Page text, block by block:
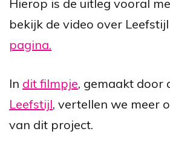
Hierop is de uitleg vooral
bekijk de video over
pagina.
In dit filmpje, gemaakt door
Leefstijl, vertellen we meer
van dit project.